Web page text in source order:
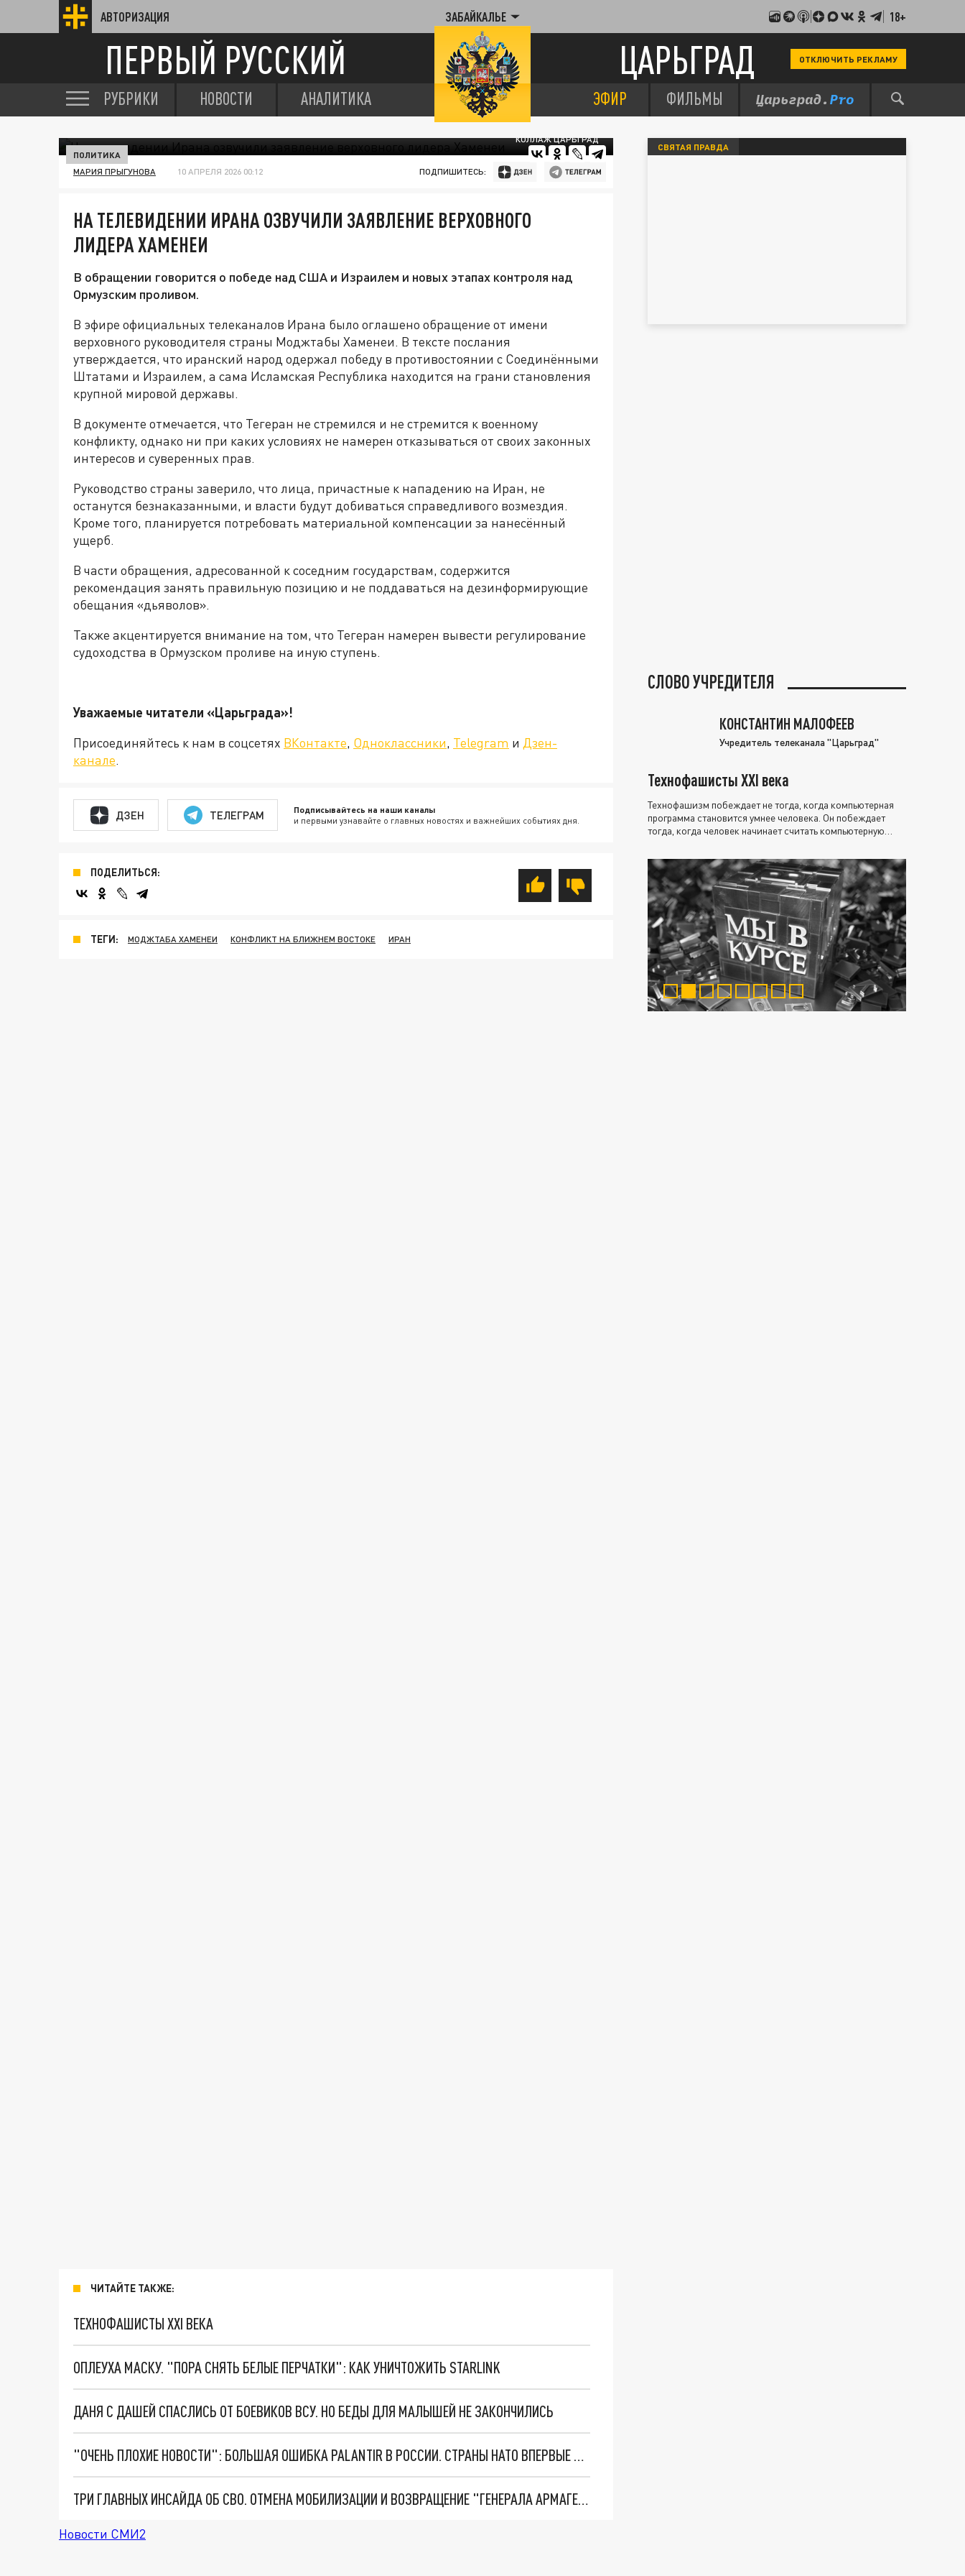
АВТОРИЗАЦИЯ ЗАБАЙКАЛЬЕ 18+
ПЕРВЫЙ РУССКИЙ ЦАРЬГРАД ОТКЛЮЧИТЬ РЕКЛАМУ
РУБРИКИ НОВОСТИ АНАЛИТИКА ЭФИР ФИЛЬМЫ
КОЛЛАЖ ЦАРЬГРАД
ПОЛИТИКА
МАРИЯ ПРЫГУНОВА 10 АПРЕЛЯ 2026 00:12 ПОДПИШИТЕСЬ:
НА ТЕЛЕВИДЕНИИ ИРАНА ОЗВУЧИЛИ ЗАЯВЛЕНИЕ ВЕРХОВНОГО
ЛИДЕРА ХАМЕНЕИ
В обращении говорится о победе над США и Израилем и новых этапах контроля над
Ормузским проливом.
В эфире официальных телеканалов Ирана было оглашено обращение от имени
верховного руководителя страны Моджтабы Хаменеи. В тексте послания
утверждается, что иранский народ одержал победу в противостоянии с Соединёнными
Штатами и Израилем, а сама Исламская Республика находится на грани становления
крупной мировой державы.
В документе отмечается, что Тегеран не стремился и не стремится к военному
конфликту, однако ни при каких условиях не намерен отказываться от своих законных
интересов и суверенных прав.
Руководство страны заверило, что лица, причастные к нападению на Иран, не
останутся безнаказанными, и власти будут добиваться справедливого возмездия.
Кроме того, планируется потребовать материальной компенсации за нанесённый
ущерб.
В части обращения, адресованной к соседним государствам, содержится
рекомендация занять правильную позицию и не поддаваться на дезинформирующие
обещания «дьяволов».
Также акцентируется внимание на том, что Тегеран намерен вывести регулирование
судоходства в Ормузском проливе на иную ступень.
Уважаемые читатели «Царьграда»!
Присоединяйтесь к нам в соцсетях ВКонтакте, Одноклассники, Telegram и Дзен-
канале.
ДЗЕН ТЕЛЕГРАМ Подписывайтесь на наши каналы
и первыми узнавайте о главных новостях и важнейших событиях дня.
ПОДЕЛИТЬСЯ:
ТЕГИ: МОДЖТАБА ХАМЕНЕИ КОНФЛИКТ НА БЛИЖНЕМ ВОСТОКЕ ИРАН
ЧИТАЙТЕ ТАКЖЕ:
ТЕХНОФАШИСТЫ XXI ВЕКА
ОПЛЕУХА МАСКУ. "ПОРА СНЯТЬ БЕЛЫЕ ПЕРЧАТКИ": КАК УНИЧТОЖИТЬ STARLINK
ДАНЯ С ДАШЕЙ СПАСЛИСЬ ОТ БОЕВИКОВ ВСУ. НО БЕДЫ ДЛЯ МАЛЫШЕЙ НЕ ЗАКОНЧИЛИСЬ
"ОЧЕНЬ ПЛОХИЕ НОВОСТИ": БОЛЬШАЯ ОШИБКА PALANTIR В РОССИИ. СТРАНЫ НАТО ВПЕРВЫЕ ЗА СВО ОСТАНОВИЛИ ПОСТАВКИ ОРУЖИЯ. ВСУ ТЕРЯЮТ ПРИГРАНИЧЬЕ?
ТРИ ГЛАВНЫХ ИНСАЙДА ОБ СВО. ОТМЕНА МОБИЛИЗАЦИИ И ВОЗВРАЩЕНИЕ "ГЕНЕРАЛА АРМАГЕДДОНА"? ОТЛИЧНЫЕ НОВОСТИ, КОТОРЫЕ ЖДАЛИ ВСЕ
Новости СМИ2
СВЯТАЯ ПРАВДА
СЛОВО УЧРЕДИТЕЛЯ
КОНСТАНТИН МАЛОФЕЕВ
Учредитель телеканала "Царьград"
Технофашисты XXI века
Технофашизм побеждает не тогда, когда компьютерная
программа становится умнее человека. Он побеждает
тогда, когда человек начинает считать компьютерную